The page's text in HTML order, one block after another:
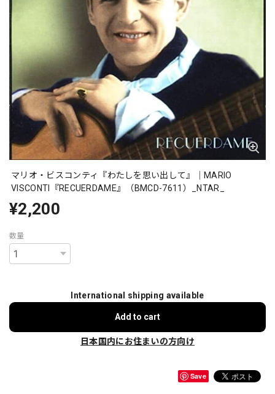
マリオ・ビスコンティ『わたしを思い出して』｜MARIO
VISCONTI『RECUERDAME』（BMCD-7611）_NTAR_
¥2,200
数量
International shipping available
Add to cart
日本国内にお住まいの方向け
Save